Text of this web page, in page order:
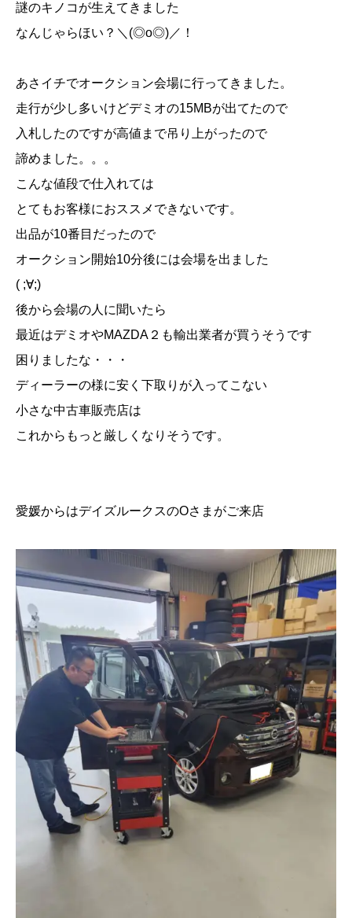
謎のキノコが生えてきました
なんじゃらほい？＼(◎o◎)／！
あさイチでオークション会場に行ってきました。
走行が少し多いけどデミオの15MBが出てたので
入札したのですが高値まで吊り上がったので
諦めました。。。
こんな値段で仕入れては
とてもお客様におススメできないです。
出品が10番目だったので
オークション開始10分後には会場を出ました
( ;∀;)
後から会場の人に聞いたら
最近はデミオやMAZDA２も輸出業者が買うそうです
困りましたな・・・
ディーラーの様に安く下取りが入ってこない
小さな中古車販売店は
これからもっと厳しくなりそうです。
愛媛からはデイズルークスのOさまがご来店